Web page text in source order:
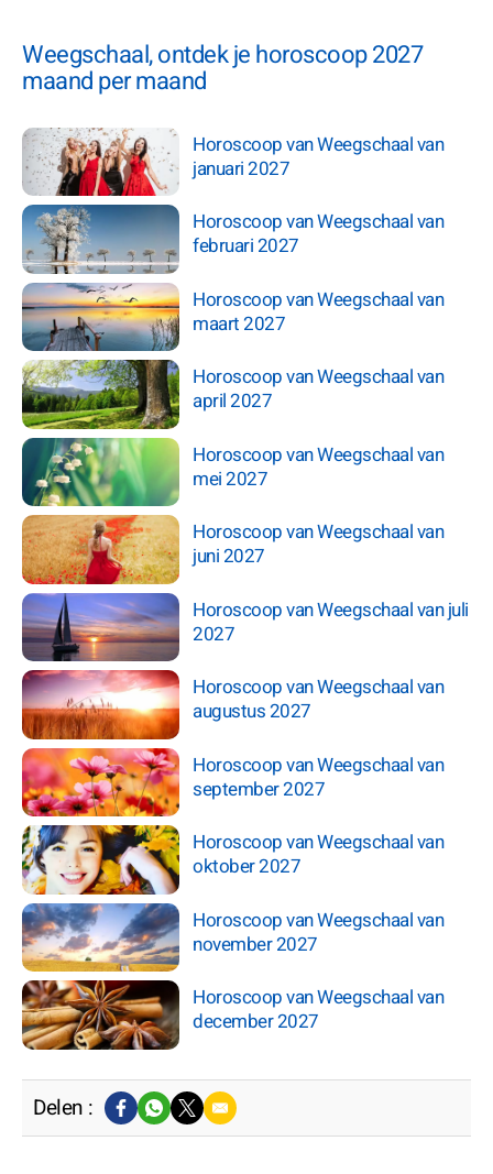
Weegschaal, ontdek je horoscoop 2027
maand per maand
Horoscoop van Weegschaal van
januari 2027
Horoscoop van Weegschaal van
februari 2027
Horoscoop van Weegschaal van
maart 2027
Horoscoop van Weegschaal van
april 2027
Horoscoop van Weegschaal van
mei 2027
Horoscoop van Weegschaal van
juni 2027
Horoscoop van Weegschaal van juli
2027
Horoscoop van Weegschaal van
augustus 2027
Horoscoop van Weegschaal van
september 2027
Horoscoop van Weegschaal van
oktober 2027
Horoscoop van Weegschaal van
november 2027
Horoscoop van Weegschaal van
december 2027
Delen :